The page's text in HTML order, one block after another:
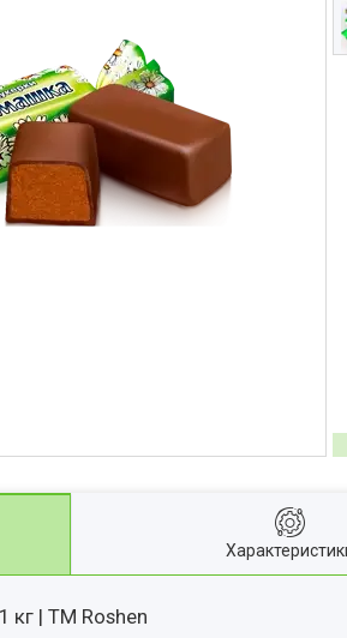
кг | ТМ Roshen